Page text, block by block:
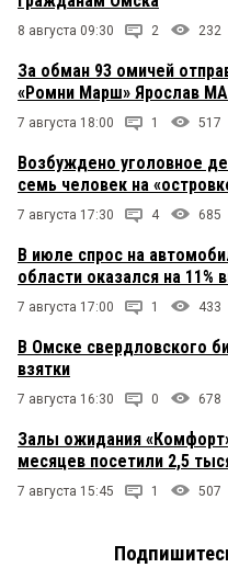
8 августа 09:30 2 232
За обман 93 омичей
«Ромни Марш» Ярослав
7 августа 18:00 1 517
Возбуждено уголовное
семь человек на
7 августа 17:30 4 685
В июле спрос на
области оказался на
7 августа 17:00 1 433
В Омске свердловского
взятки
7 августа 16:30 0 678
Залы ожидания
месяцев посетили 2,5
7 августа 15:45 1 507